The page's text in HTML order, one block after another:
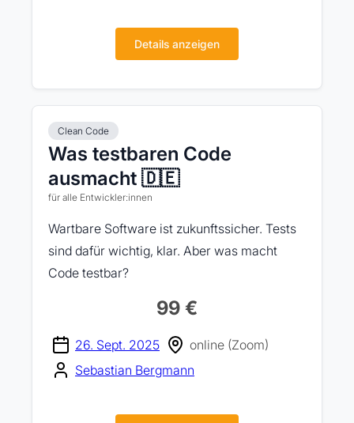
Details anzeigen
Clean Code
Was testbaren Code
ausmacht 🇩🇪
für alle Entwickler:innen
Wartbare Software ist zukunftssicher. Tests
sind dafür wichtig, klar. Aber was macht
Code testbar?
99 €
26. Sept. 2025
online (Zoom)
Sebastian Bergmann